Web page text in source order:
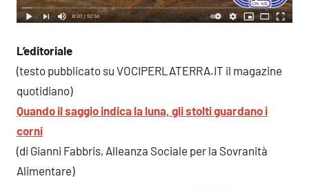
L’editoriale
(testo pubblicato su VOCIPERLATERRA.IT il magazine
quotidiano)
Quando il saggio indica la luna, gli stolti guardano i
corni
(di Gianni Fabbris, Alleanza Sociale per la Sovranità
Alimentare)